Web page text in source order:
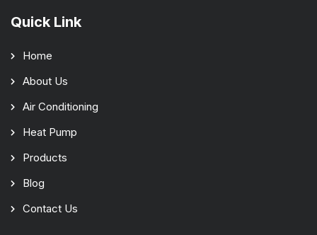
Quick Link
Home
About Us
Air Conditioning
Heat Pump
Products
Blog
Contact Us